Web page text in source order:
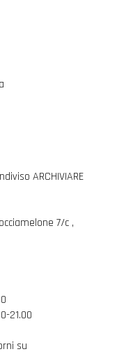
ARCHIVIARE
7/c ,
21.00
su